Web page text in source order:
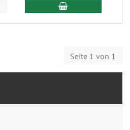
Seite 1 von 1